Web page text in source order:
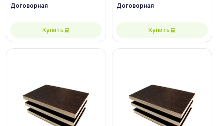
сорт 3/3
Договорная
Купить
сорт 2/2
Договорная
Купить